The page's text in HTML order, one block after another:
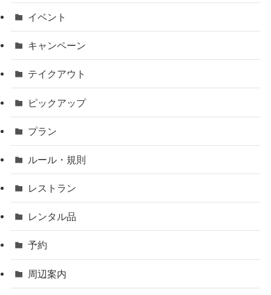
イベント
キャンペーン
テイクアウト
ピックアップ
プラン
ルール・規則
レストラン
レンタル品
予約
周辺案内